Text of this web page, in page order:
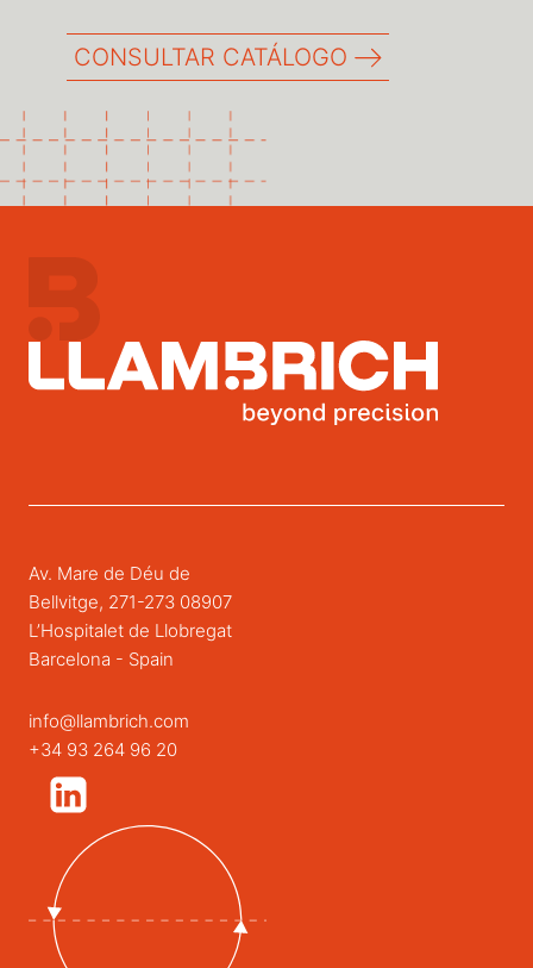
CONSULTAR CATÁLOGO
Av. Mare de Déu de
Bellvitge, 271-273 08907
L’Hospitalet de Llobregat
Barcelona - Spain
info@llambrich.com
+34 93 264 96 20